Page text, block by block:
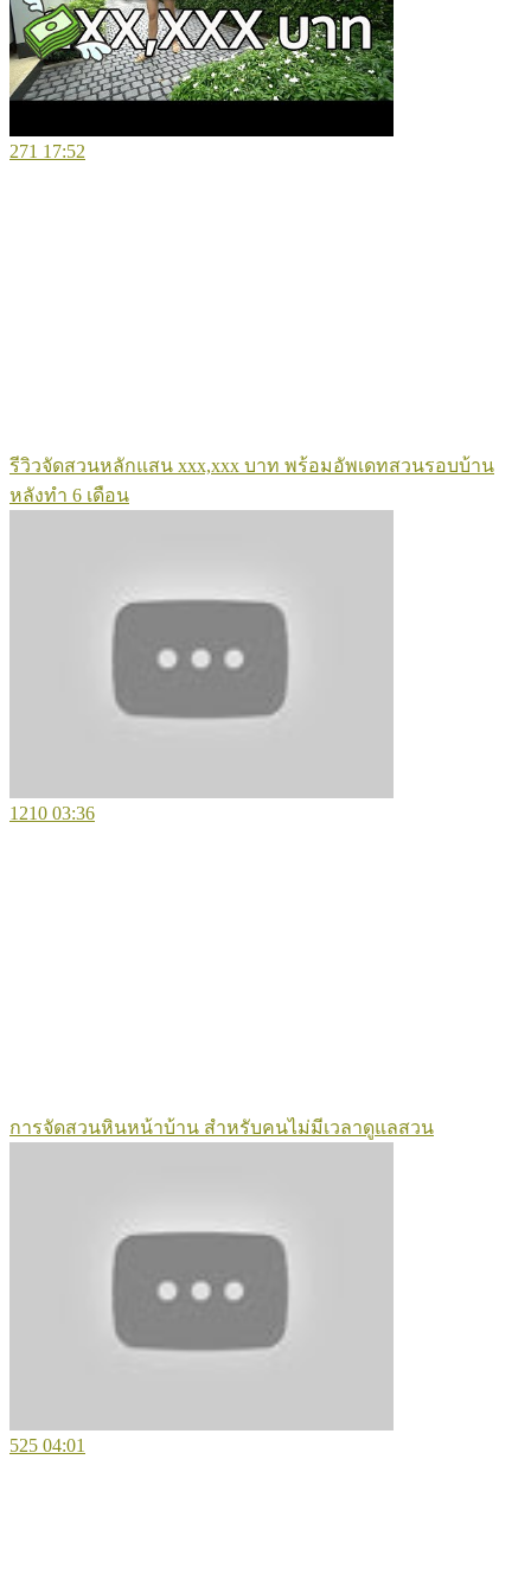
271 17:52
รีวิวจัดสวนหลักแสน xxx,xxx บาท พร้อมอัพเดทสวนรอบบ้าน
หลังทำ 6 เดือน
1210 03:36
การจัดสวนหินหน้าบ้าน สำหรับคนไม่มีเวลาดูแลสวน
525 04:01